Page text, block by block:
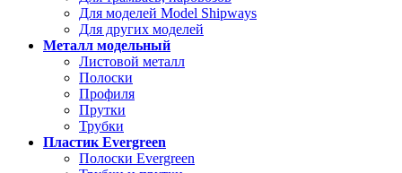
Для моделей Model Shipways
Для других моделей
Металл модельный
Листовой металл
Полоски
Профиля
Прутки
Трубки
Пластик Evergreen
Полоски Evergreen